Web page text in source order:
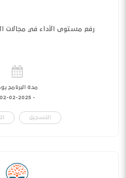
رفع مستوى الأداء في مجالات
مدة البرنامج
-
02-02-2025
التسجيل